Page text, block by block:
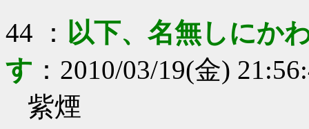
44 ： 以下、名無しにか
す ： 2010/03/19(金)
紫煙